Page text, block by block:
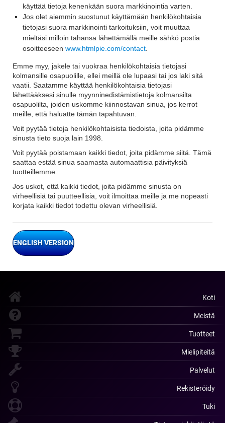
käyttää tietoja kenenkään suora markkinointia varten.
Jos olet aiemmin suostunut käyttämään henkilökohtaisia
tietojasi suora markkinointi tarkoituksiin, voit muuttaa
mieltäsi milloin tahansa lähettämällä meille sähkö postia
osoitteeseen www.htmlpie.com/contact
Emme myy, jakele tai vuokraa henkilökohtaisia tietojasi
kolmansille osapuolille, ellei meillä ole lupaasi tai jos laki sitä
vaatii. Saatamme käyttää henkilökohtaisia tietojasi
lähettääksesi sinulle myynninedistämistietoja kolmansilta
osapuolilta, joiden uskomme kiinnostavan sinua, jos kerrot
meille, että haluatte tämän tapahtuvan.
Voit pyytää tietoja henkilökohtaisista tiedoista, joita pidämme
sinusta tieto suoja lain 1998.
Voit pyytää poistamaan kaikki tiedot, joita pidämme siitä. Tämä
saattaa estää sinua saamasta automaattisia päivityksiä
tuotteillemme.
Jos uskot, että kaikki tiedot, joita pidämme sinusta on
virheellisiä tai puutteellisia, voit ilmoittaa meille ja me nopeasti
korjata kaikki tiedot todettu olevan virheellisiä.
ENGLISH VERSION
Koti
Meistä
Tuotteet
Mielipiteitä
Palvelut
Rekisteröidy
Tuki